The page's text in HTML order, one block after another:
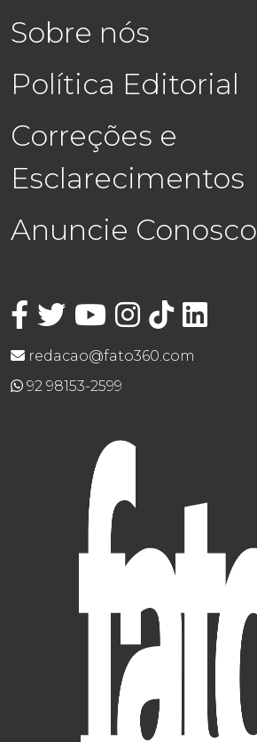
Sobre nós
Política Editorial
Correções e
Esclarecimentos
Anuncie Conosco
redacao@fato360.com
92 98153-2599